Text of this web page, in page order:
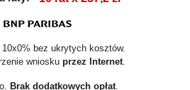
10x0% bez ukrytych kosztów.
wniosku przez Internet
Brak dodatkowych opłat